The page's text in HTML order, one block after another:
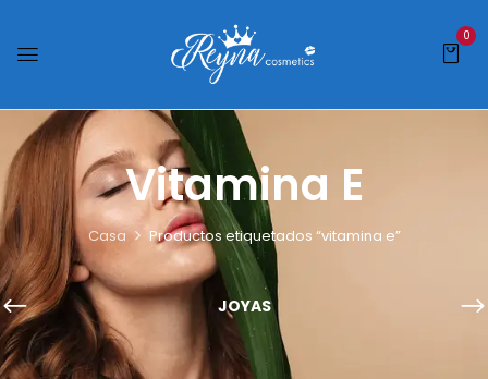
0
Vitamina E
Casa Productos etiquetados “vitamina e”
JOYAS